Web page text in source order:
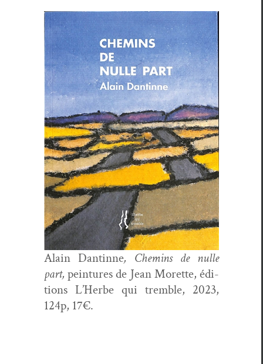
Alain Dan­tinne, Chemins de nulle
part,pein­tures de Jean Morette, édi­
tions L’Herbe qui trem­ble, 2023,
124p, 17€.